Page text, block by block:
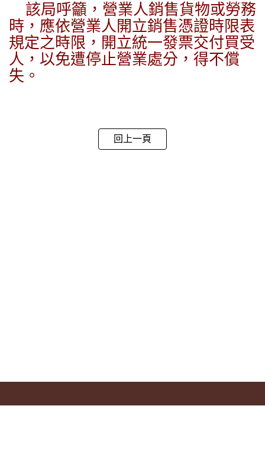
該局呼籲，營業人銷售貨物或勞務
時，應依營業人開立銷售憑證時限表
規定之時限，開立統一發票交付買受
人，以免遭停止營業處分，得不償
失。
回上一頁